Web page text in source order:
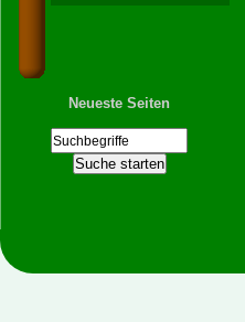
Neueste Seiten